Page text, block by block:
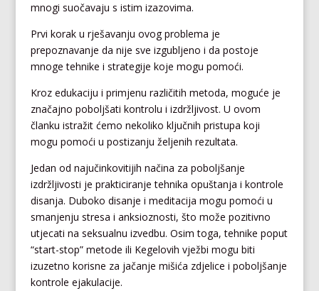
mnogi suočavaju s istim izazovima.
Prvi korak u rješavanju ovog problema je
prepoznavanje da nije sve izgubljeno i da postoje
mnoge tehnike i strategije koje mogu pomoći.
Kroz edukaciju i primjenu različitih metoda, moguće je
značajno poboljšati kontrolu i izdržljivost. U ovom
članku istražit ćemo nekoliko ključnih pristupa koji
mogu pomoći u postizanju željenih rezultata.
Jedan od najučinkovitijih načina za poboljšanje
izdržljivosti je prakticiranje tehnika opuštanja i kontrole
disanja. Duboko disanje i meditacija mogu pomoći u
smanjenju stresa i anksioznosti, što može pozitivno
utjecati na seksualnu izvedbu. Osim toga, tehnike poput
“start-stop” metode ili Kegelovih vježbi mogu biti
izuzetno korisne za jačanje mišića zdjelice i poboljšanje
kontrole ejakulacije.